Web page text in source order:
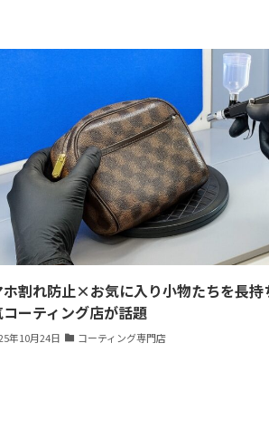
ホ割れ防止×お気に入り小物たちを長持
コーティング店が話題
年10月24日 コーティング専門店